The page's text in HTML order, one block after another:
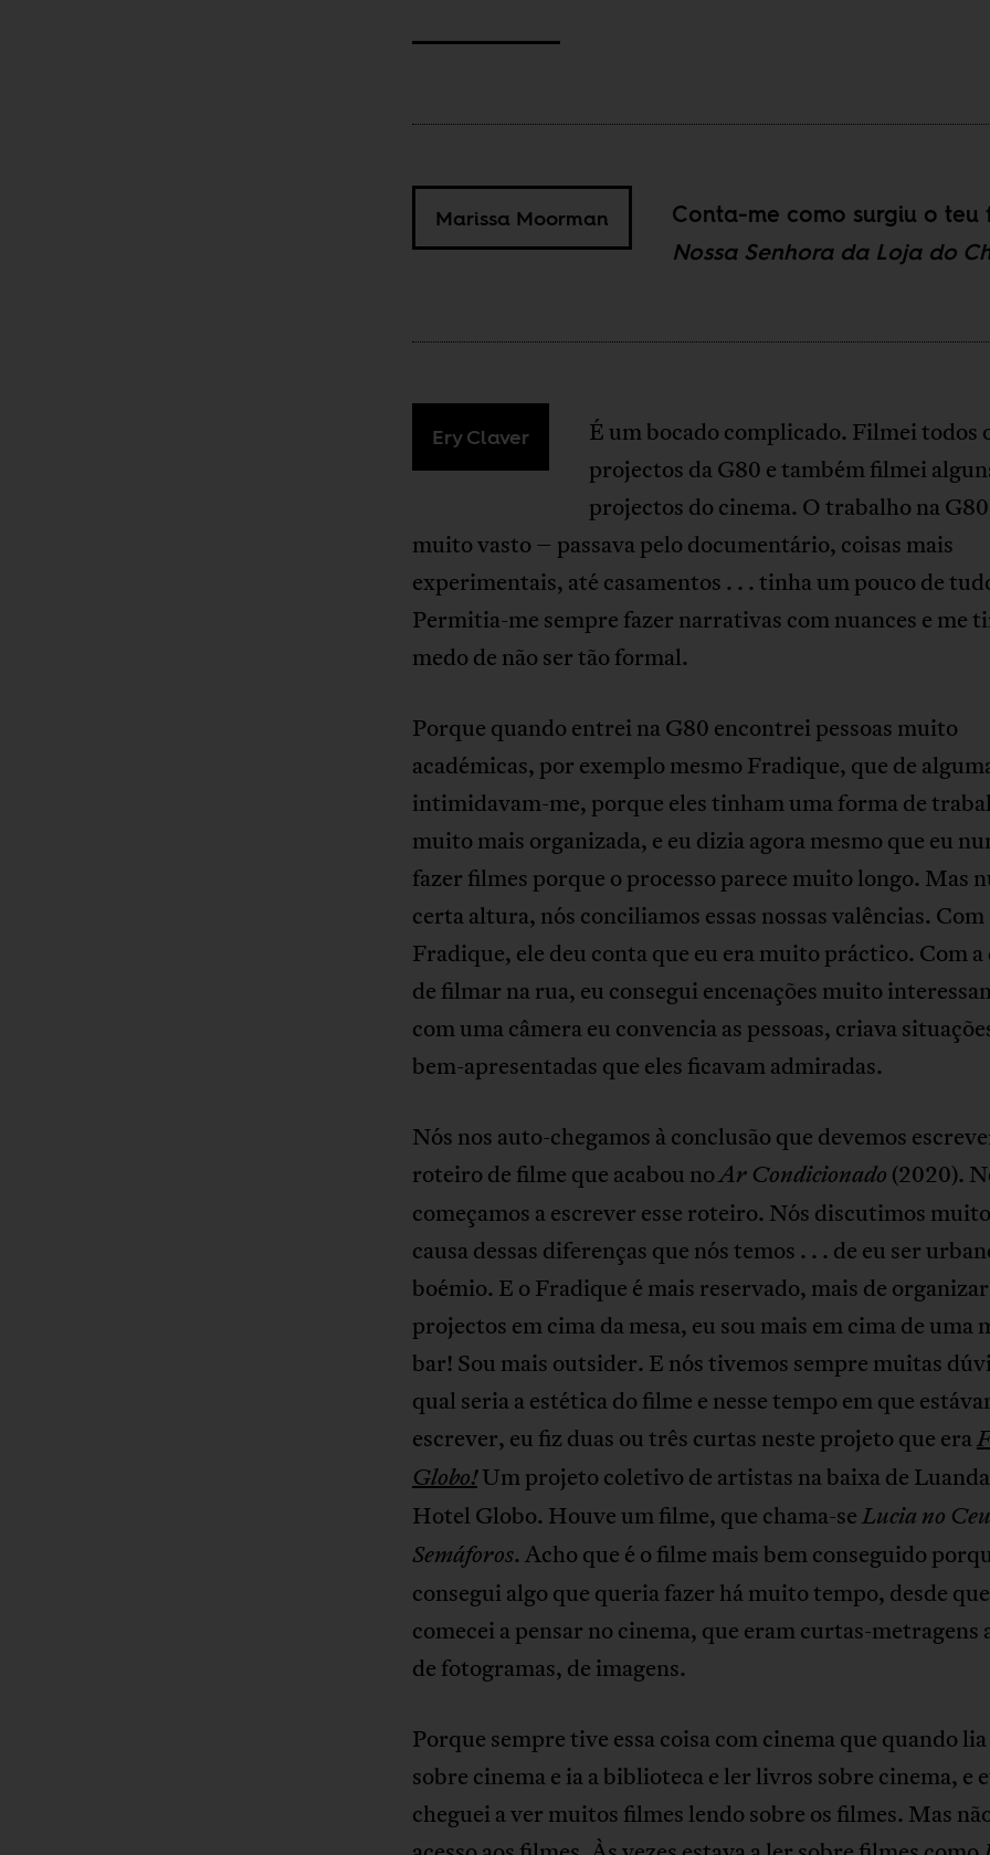
Marissa Moorman
Conta-me como surgiu o teu
Nossa Senhora da Loja do
Ery Claver
É um bocado complicado. Filmei todos
projectos da G80 e também filmei
projectos do cinema. O trabalho na
muito vasto – passava pelo documentário, coisas mais
experimentais, até casamentos . . . tinha um pouco de
Permitia-me sempre fazer narrativas com nuances e me
medo de não ser tão formal.
Porque quando entrei na G80 encontrei pessoas muito
académicas, por exemplo mesmo Fradique, que de
intimidavam-me, porque eles tinham uma forma de
muito mais organizada, e eu dizia agora mesmo que eu
fazer filmes porque o processo parece muito longo. Mas
certa altura, nós conciliamos essas nossas valências. Com
Fradique, ele deu conta que eu era muito práctico. Com a
de filmar na rua, eu consegui encenações muito
com uma câmera eu convencia as pessoas, criava
bem-apresentadas que eles ficavam admiradas.
Nós nos auto-chegamos à conclusão que devemos
roteiro de filme que acabou noAr Condicionado (2020).
começamos a escrever esse roteiro. Nós discutimos
causa dessas diferenças que nós temos . . . de eu ser
boémio. E o Fradique é mais reservado, mais de
projectos em cima da mesa, eu sou mais em cima de uma
bar! Sou mais outsider. E nós tivemos sempre muitas
qual seria a estética do filme e nesse tempo em que
escrever, eu fiz duas ou três curtas neste projeto que era
Globo!Um projeto coletivo de artistas na baixa de
Hotel Globo. Houve um filme, que chama-seLucia no
Semáforos. Acho que é o filme mais bem conseguido
consegui algo que queria fazer há muito tempo, desde
comecei a pensar no cinema, que eram curtas-metragens
de fotogramas, de imagens.
Porque sempre tive essa coisa com cinema que quando
sobre cinema e ia a biblioteca e ler livros sobre cinema, e
cheguei a ver muitos filmes lendo sobre os filmes. Mas